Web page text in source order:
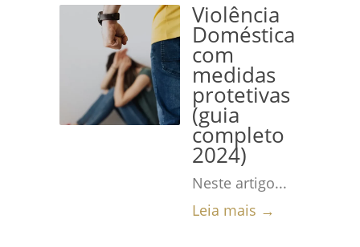
Violência
Doméstica
com
medidas
protetivas
(guia
completo
2024)
Neste artigo...
Leia mais →